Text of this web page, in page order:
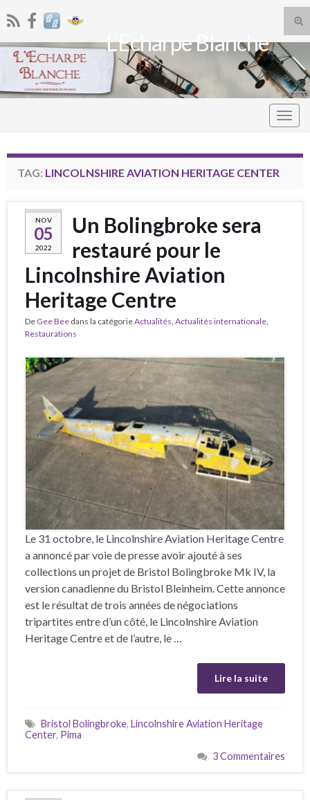
Search for:L’Echarpe Blanche
TAG: LINCOLNSHIRE AVIATION HERITAGE CENTER
NOV
05
2022
Un Bolingbroke sera
restauré pour le
Lincolnshire Aviation
Heritage Centre
De Gee Bee dans la catégorieActualités Actualités internationale
Restaurations
Le 31 octobre, le Lincolnshire Aviation Heritage Centre
a annoncé par voie de presse avoir ajouté à ses
collections un projet de Bristol Bolingbroke Mk IV, la
version canadienne du Bristol Bleinheim. Cette annonce
est le résultat de trois années de négociations
tripartites entre d’un côté, le Lincolnshire Aviation
Heritage Centre et de l’autre, le …
Lire la suite
Bristol Bolingbroke, Lincolnshire Aviation Heritage
Center, Pima
3 Commentaires